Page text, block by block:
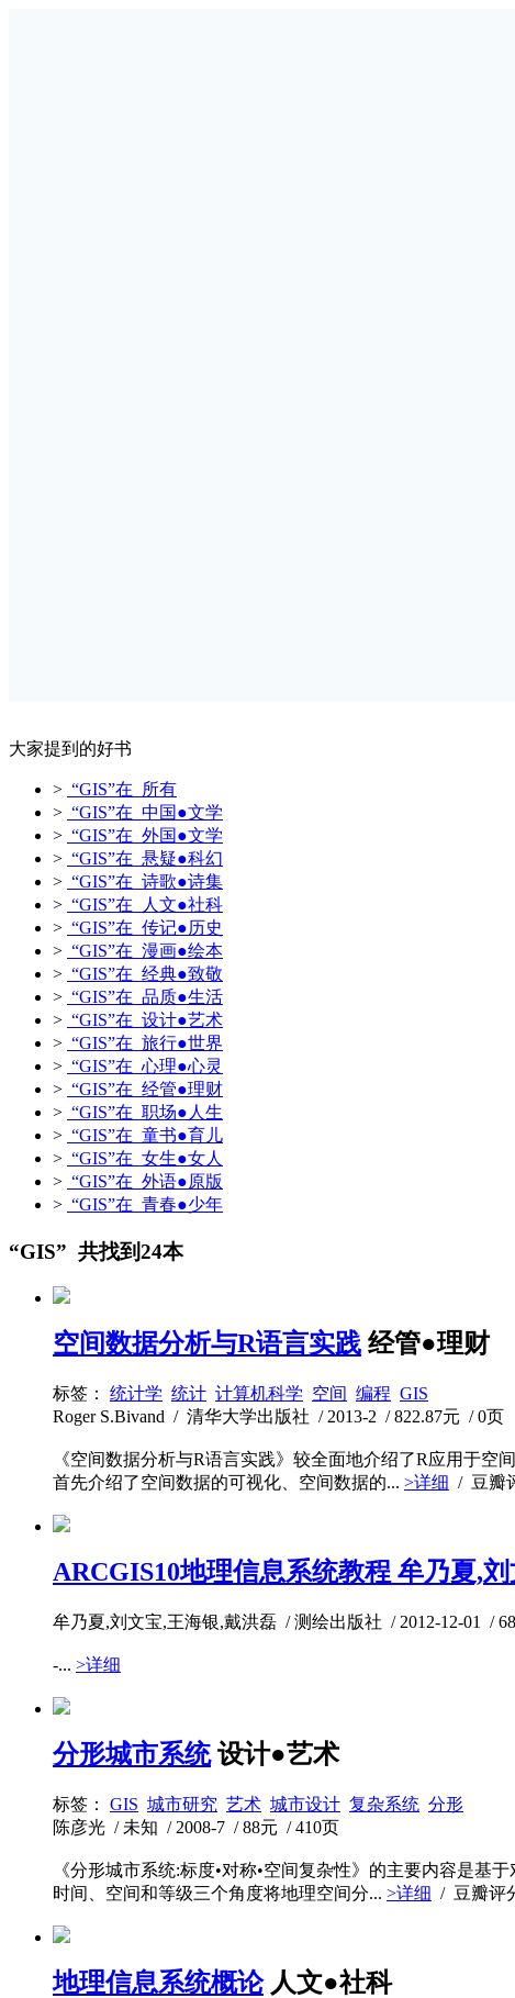
大家提到的好书
> “GIS”在 所有
> “GIS”在 中国●文学
> “GIS”在 外国●文学
> “GIS”在 悬疑●科幻
> “GIS”在 诗歌●诗集
> “GIS”在 人文●社科
> “GIS”在 传记●历史
> “GIS”在 漫画●绘本
> “GIS”在 经典●致敬
> “GIS”在 品质●生活
> “GIS”在 设计●艺术
> “GIS”在 旅行●世界
> “GIS”在 心理●心灵
> “GIS”在 经管●理财
> “GIS”在 职场●人生
> “GIS”在 童书●育儿
> “GIS”在 女生●女人
> “GIS”在 外语●原版
> “GIS”在 青春●少年
“GIS” 共找到24本
空间数据分析与R语言实践 经管●理财
标签： 统计学 统计 计算机科学 空间 编程 GIS
Roger S.Bivand / 清华大学出版社 / 2013-2 / 822.87元 / 0页
《空间数据分析与R语言实践》较全面地介绍了R应用于
首先介绍了空间数据的可视化、空间数据的... >详细 / 豆瓣
ARCGIS10地理信息系统教程 牟乃夏,
牟乃夏,刘文宝,王海银,戴洪磊 / 测绘出版社 / 2012-12-01 /
-... >详细
分形城市系统 设计●艺术
标签： GIS 城市研究 艺术 城市设计 复杂系统 分形
陈彦光 / 未知 / 2008-7 / 88元 / 410页
《分形城市系统:标度•对称•空间复杂性》的主要内容是
时间、空间和等级三个角度将地理空间分... >详细 / 豆瓣评
地理信息系统概论 人文●社科